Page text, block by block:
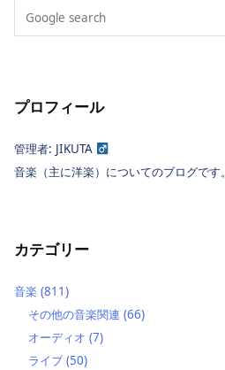
プロフィール
管理者: JIKUTA
音楽（主に洋楽）についてのブログです。
カテゴリー
音楽 (811)
その他の音楽関連 (66)
オーディオ (7)
ライブ (50)